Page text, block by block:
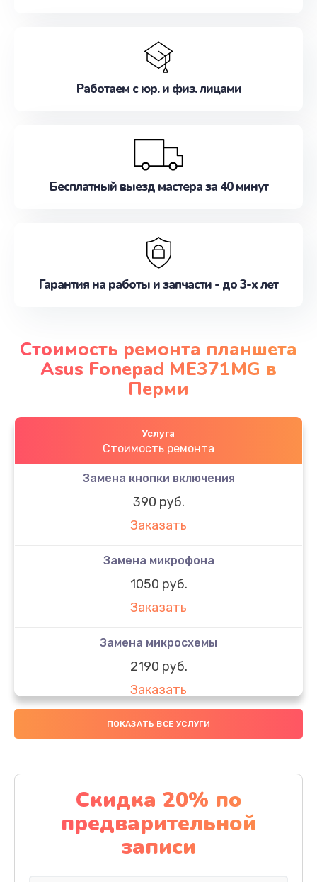
Работаем с юр. и физ. лицами
Бесплатный выезд мастера за 40 минут
Гарантия на работы и запчасти - до 3-х лет
Стоимость ремонта планшета
Asus Fonepad ME371MG в
Перми
Услуга
Стоимость ремонта
Замена кнопки включения
390 руб.
Заказать
Замена микрофона
1050 руб.
Заказать
Замена микросхемы
2190 руб.
Заказать
Замена передней камеры
Заказать
Замена полифонического динамика
390 руб.
Заказать
ПОКАЗАТЬ ВСЕ УСЛУГИ
Скидка 20% по
предварительной
записи